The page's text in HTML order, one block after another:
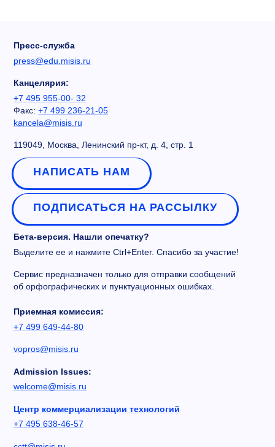
Пресс-служба
press@edu.misis.ru
Канцелярия:
+7 495 955-00- 32
Факс: +7 499 236-21-05
kancela@misis.ru
119049, Москва, Ленинский пр-кт, д. 4, стр. 1
НАПИСАТЬ НАМ
ПОДПИСАТЬСЯ НА РАССЫЛКУ
Бета-версия. Нашли опечатку?
Выделите ее и нажмите Ctrl+Enter. Спасибо за участие!
Сервис предназначен только для отправки сообщений
об орфографических и пунктуационных ошибках.
Приемная комиссия:
+7 499 649-44-80
vopros@misis.ru
Admission Issues:
welcome@misis.ru
Центр коммерциализации технологий
+7 495 638-46-57